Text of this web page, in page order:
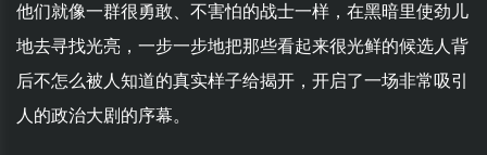
他们就像一群很勇敢、不害怕的战士一样，在黑暗里使劲儿
地去寻找光亮，一步一步地把那些看起来很光鲜的候选人背
后不怎么被人知道的真实样子给揭开，开启了一场非常吸引
人的政治大剧的序幕。